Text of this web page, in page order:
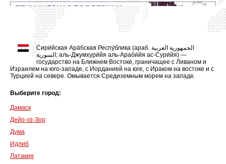
Сири́йская Ара́бская Респу́блика (араб. الجمهورية العربية
السورية‎‎; аль-Джумхури́йя аль-Араби́йя ас-Сури́йя) —
государство на Ближнем Востоке, граничащее с Ливаном и
Израилем на юго-западе, с Иорданией на юге, с Ираком на востоке и с
Турцией на севере. Омывается Средиземным морем на западе.
Выберите город:
Дамаск
Дейр-эз-Зор
Дума
Идлиб
Латакия